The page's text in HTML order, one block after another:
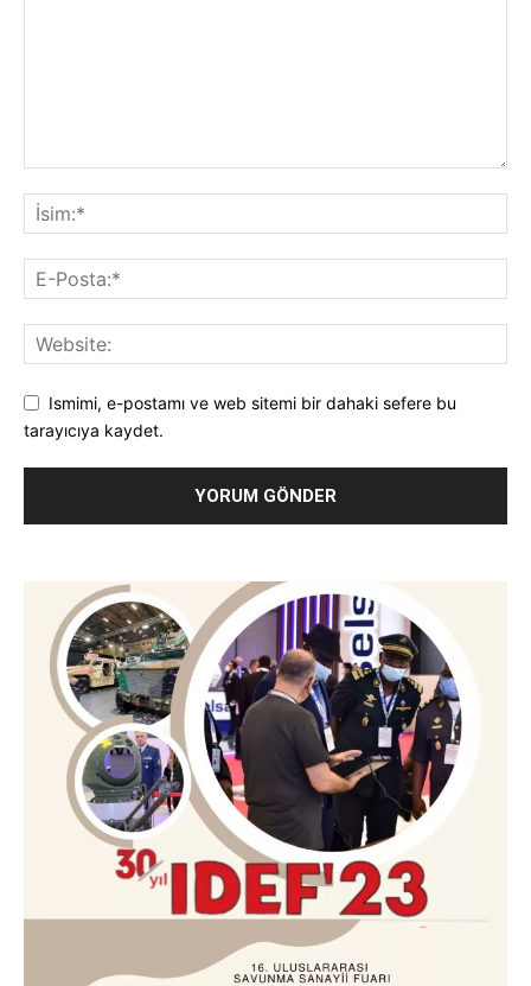
Ismimi, e-postamı ve web sitemi bir dahaki sefere bu
tarayıcıya kaydet.